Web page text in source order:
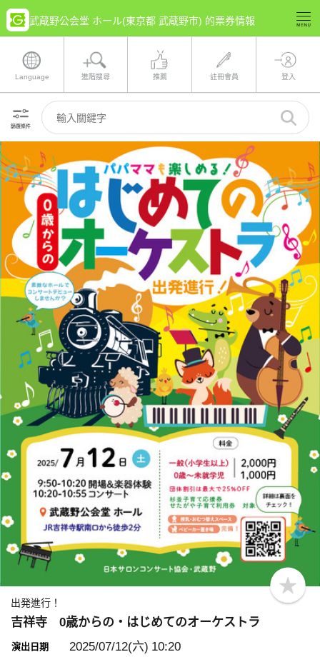
武蔵野公会堂 ホール(東京都 武蔵野市) 的票券情報
Language 進階搜尋 推薦 註冊會員 登入
篩選條件
b
o
出発進行！
吉祥寺 0歳からの・はじめてのオーケストラ
演出日期 2025/07/12(六) 10:20